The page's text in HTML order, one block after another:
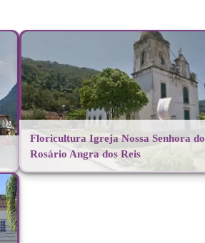
Floricultura Igreja Nossa Senhora do
Rosário Angra dos Reis